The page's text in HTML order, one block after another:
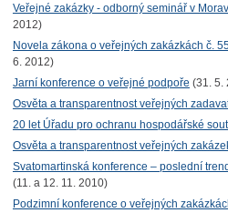
Veřejné zakázky - odborný seminář v
2012)
Novela zákona o veřejných zakázkách č.
6. 2012)
Jarní konference o veřejné podpoře (31. 5.
Osvěta a transparentnost veřejných
20 let Úřadu pro ochranu hospodářské
Osvěta a transparentnost veřejných
Svatomartinská konference – poslední
(11. a 12. 11. 2010)
Podzimní konference o veřejných